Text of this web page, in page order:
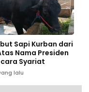
Sapi Kurban dari
Nama Presiden
Syariat
lalu